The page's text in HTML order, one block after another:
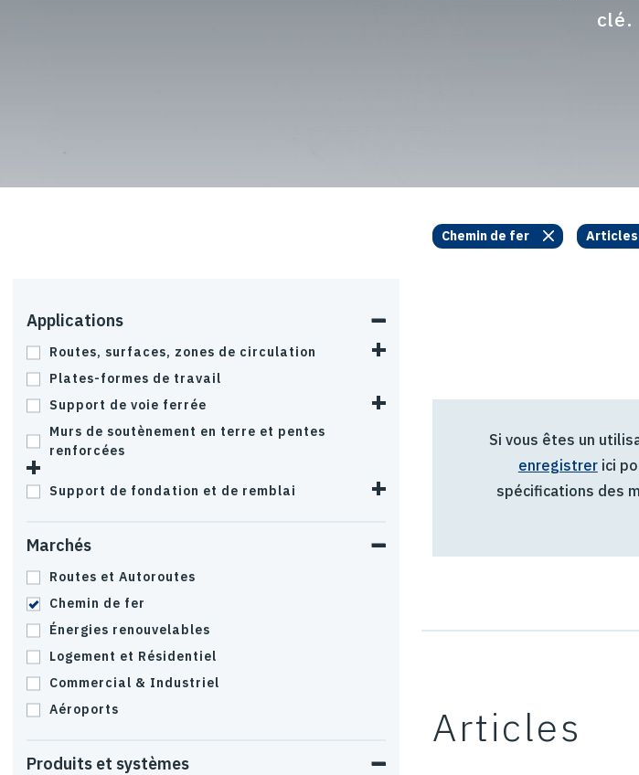
clé.
Applications
Routes, surfaces, zones de circulation
Plates-formes de travail
Support de voie ferrée
Murs de soutènement en terre et pentes
renforcées
Support de fondation et de remblai
Marchés
Routes et Autoroutes
Chemin de fer
Énergies renouvelables
Logement et Résidentiel
Commercial & Industriel
Aéroports
Produits et systèmes
Chemin de fer Articles
Si vous êtes un
enregistrerici
spécifications des
Articles